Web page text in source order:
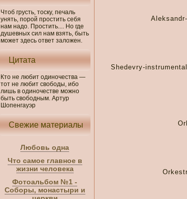
Чтоб грусть, тоску, печаль
унять, порой простить себя
нам надо. Простить.... Но где
душевных сил нам взять, быть
может здесь ответ заложен.
Цитата
Кто не любит одиночества —
тот не любит свободы, ибо
лишь в одиночестве можно
быть свободным. Артур
Шопенгауэр
Свежие материалы
Любовь одна
Что самое главное в
жизни человека
Фотоальбом №1 -
Соборы, монастыри и
Shedevry-